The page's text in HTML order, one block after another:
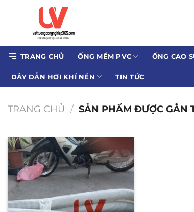
dung
TRANG CHỦ ỐNG MỀM PVC ỐNG CAO
DÂY DẪN HƠI KHÍ NÉN TIN TỨC
TRANG CHỦ / SẢN PHẨM ĐƯỢC GẮN